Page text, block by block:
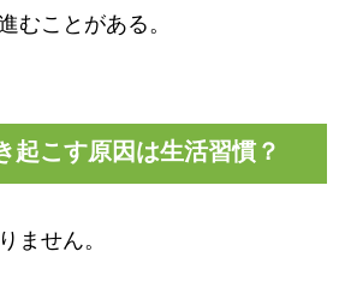
むことがある。
起こす原因は生活習慣？
ません。